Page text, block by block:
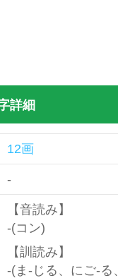
詳細
12画
-
【音読み】
-(コン)
【訓読み】
-(ま-じる、にご-る